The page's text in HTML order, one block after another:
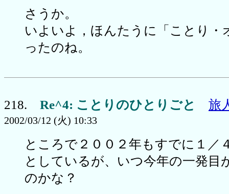
さうか。
いよいよ，ほんたうに「ことり・
ったのね。
218. Re^4: ことりのひとりごと 旅
2002/03/12 (火) 10:33
ところで２００２年もすでに１／
としているが、いつ今年の一発目
のかな？